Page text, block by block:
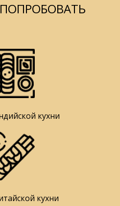
кухни
кухни